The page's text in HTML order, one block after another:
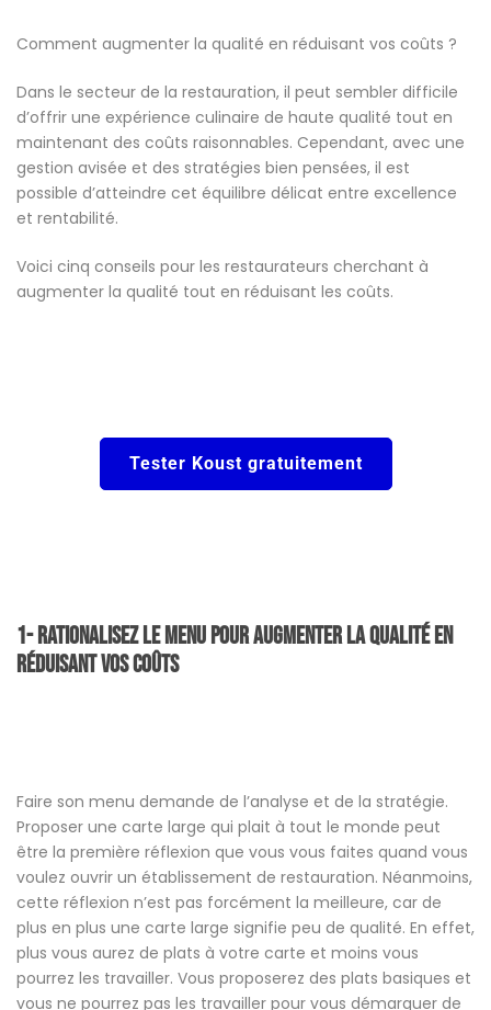
Comment augmenter la qualité en réduisant vos coûts ?
Dans le secteur de la restauration, il peut sembler difficile
d’offrir une expérience culinaire de haute qualité tout en
maintenant des coûts raisonnables. Cependant, avec une
gestion avisée et des stratégies bien pensées, il est
possible d’atteindre cet équilibre délicat entre excellence
et rentabilité.
Voici cinq conseils pour les restaurateurs cherchant à
augmenter la qualité tout en réduisant les coûts.
Tester Koust gratuitement
1- Rationalisez le Menu pour augmenter la qualité en
réduisant vos coûts
Faire son menu demande de l’analyse et de la stratégie.
Proposer une carte large qui plait à tout le monde peut
être la première réflexion que vous vous faites quand vous
voulez ouvrir un établissement de restauration. Néanmoins,
cette réflexion n’est pas forcément la meilleure, car de
plus en plus une carte large signifie peu de qualité. En effet,
plus vous aurez de plats à votre carte et moins vous
pourrez les travailler. Vous proposerez des plats basiques et
vous ne pourrez pas les travailler pour vous démarquer de